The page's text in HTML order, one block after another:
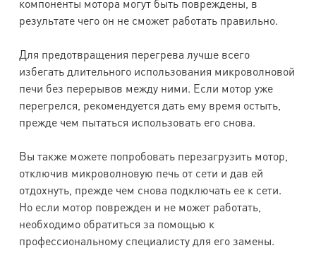
компоненты мотора могут быть повреждены, в
результате чего он не сможет работать правильно.
Для предотвращения перегрева лучше всего
избегать длительного использования микроволновой
печи без перерывов между ними. Если мотор уже
перегрелся, рекомендуется дать ему время остыть,
прежде чем пытаться использовать его снова.
Вы также можете попробовать перезагрузить мотор,
отключив микроволновую печь от сети и дав ей
отдохнуть, прежде чем снова подключать ее к сети.
Но если мотор поврежден и не может работать,
необходимо обратиться за помощью к
профессиональному специалисту для его замены.